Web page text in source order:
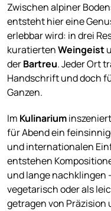
Zwischen alpiner
entsteht hier eine
erlebbar wird: in drei
kuratiertenWeingeist
derBartreu. Jeder Ort
Handschrift und doch
Ganzen.
Im Kulinarium
für Abend ein
und internationalen
entstehen
und lange nachklingen
vegetarisch oder als
getragen von Präzision